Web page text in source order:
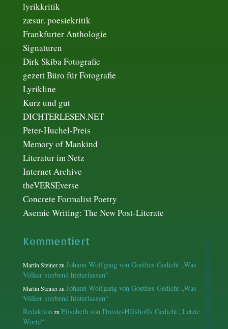
lyrikkritik
zæsur. poesiekritik
Frankfurter Anthologie
Signaturen
Dirk Skiba Fotografie
gezett Büro für Fotografie
Lyrikline
Kurz und gut
DICHTERLESEN.NET
Peter-Huchel-Preis
Memory of Mankind
Literatur im Netz
Internet Archive
theVERSEverse
Concrete Formalist Poetry
Asemic Writing: The New Post-Literate
Kommentiert
Martin Steinerzu Johann Wolfgang von Goethes Gedicht „Was
Völker sterbend hinterlassen“
Martin Steinerzu Johann Wolfgang von Goethes Gedicht „Was
Völker sterbend hinterlassen“
Redaktion zu Elisabeth von Droste-Hülshoffs Gedicht „Letzte
Worte“